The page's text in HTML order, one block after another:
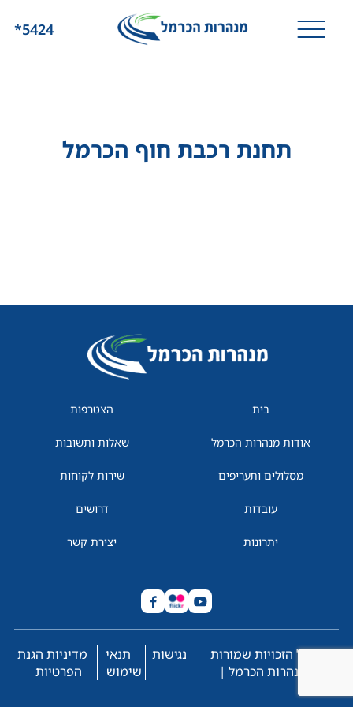
*5424
תחנת רכבת חוף הכרמל
בית
אודות מנהרות הכרמל
מסלולים ותעריפים
עובדות
יתרונות
הצטרפות
שאלות ותשובות
שירות לקוחות
דרושים
יצירת קשר
© כל הזכויות שמורות
למנהרות הכרמל |
נגישות
תנאי
שימוש
מדיניות הגנת
הפרטיות